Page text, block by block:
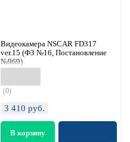
Видеокамера NSCAR FD317
ver.15 (ФЗ №16, Постановление
№969)
(0)
3 410 руб.